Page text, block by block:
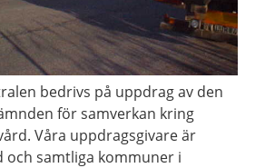
bedrivs på uppdrag av den
för samverkan kring
Våra uppdragsgivare är
och samtliga kommuner i